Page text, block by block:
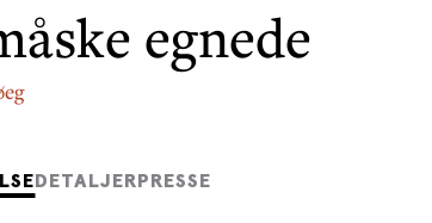
egnede
DETALJER PRESSE